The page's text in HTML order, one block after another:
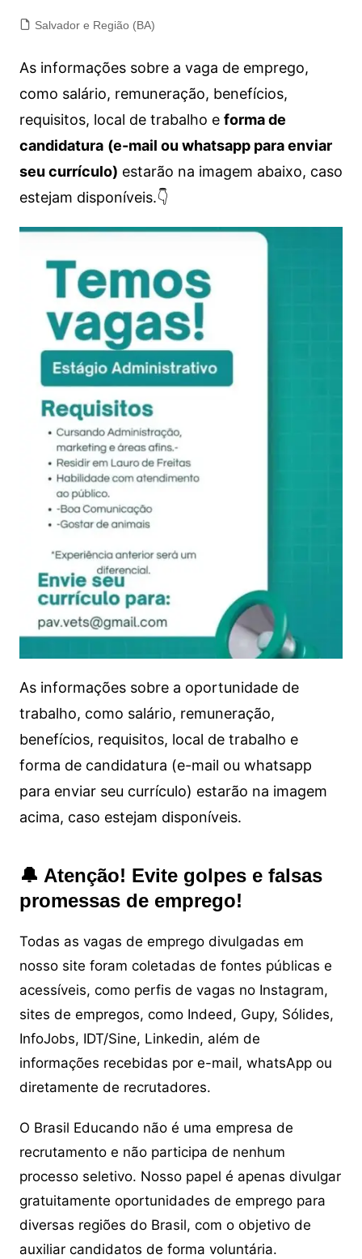
Salvador e Região (BA)
As informações sobre a vaga de emprego,
como salário, remuneração, benefícios,
requisitos, local de trabalho e forma de
candidatura (e-mail ou whatsapp para enviar
seu currículo) estarão na imagem abaixo, caso
estejam disponíveis.👇
As informações sobre a oportunidade de
trabalho, como salário, remuneração,
benefícios, requisitos, local de trabalho e
forma de candidatura (e-mail ou whatsapp
para enviar seu currículo) estarão na imagem
acima, caso estejam disponíveis.
🔔 Atenção! Evite golpes e falsas
promessas de emprego!
Todas as vagas de emprego divulgadas em
nosso site foram coletadas de fontes públicas e
acessíveis, como perfis de vagas no Instagram,
sites de empregos, como Indeed, Gupy, Sólides,
InfoJobs, IDT/Sine, Linkedin, além de
informações recebidas por e-mail, whatsApp ou
diretamente de recrutadores.
O Brasil Educando não é uma empresa de
recrutamento e não participa de nenhum
processo seletivo. Nosso papel é apenas divulgar
gratuitamente oportunidades de emprego para
diversas regiões do Brasil, com o objetivo de
auxiliar candidatos de forma voluntária.